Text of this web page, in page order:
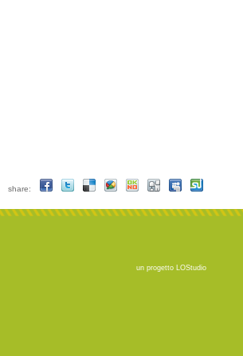
share:
un progetto LOStudio